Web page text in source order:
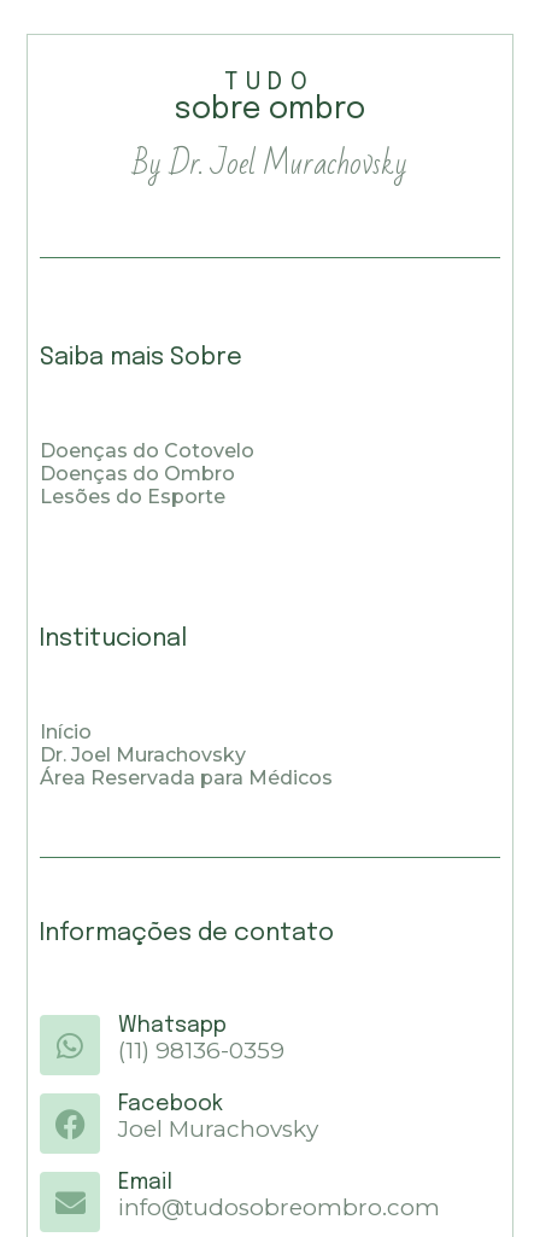
TUDO
sobre ombro
By Dr. Joel Murachovsky
Saiba mais Sobre
Doenças do Cotovelo
Doenças do Ombro
Lesões do Esporte
Institucional
Início
Dr. Joel Murachovsky
Área Reservada para Médicos
Informações de contato
Whatsapp
(11) 98136-0359
Facebook
Joel Murachovsky
Email
info@tudosobreombro.com